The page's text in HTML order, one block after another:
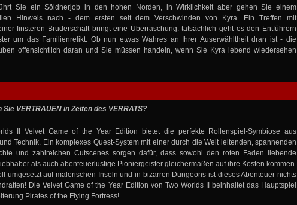
Sie ein Söldnerjob in den hohen Norden, in Wirklichkeit aber gehen Sie einem
Hinweis nach - dem ersten seit dem Verschwinden von Kyra. Ein Treffen mit
finsteren Bruderschaft bringt eine Überraschung: tatsächlich geht es den Entführern
um das Familienrelikt. Ob nun etwas Wahres an Ihrer Auserwähltheit dran ist - die
offensichtlich daran und Sie müssen handeln, wenn Sie Kyra lebend wiedersehen
Sie VERTRAUEN in Zeiten des VERRATS?
II Velvet Game of the Year Edition bietet die perfekte Rollenspiel-Symbiose aus
Technik. Ein komplexes Quest-System mit einer durch die Welt leitenden, spannenden
und zahlreichen Cutscenes sorgen dafür, dass sowohl den roten Faden liebende
als auch abenteuerlustige Pioniergeister gleichermaßen auf ihre Kosten kommen.
umgesetzt auf malerischen Inseln und in bizarren Dungeons ist dieses Abenteuer nichts
Die Velvet Game of the Year Edition von Two Worlds II beinhaltet das Hauptspiel
Pirates of the Flying Fortress!